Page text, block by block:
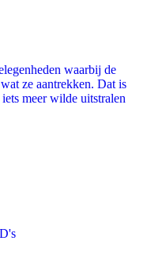
waarbij de
ze aantrekken. Dat is
meer wilde uitstralen